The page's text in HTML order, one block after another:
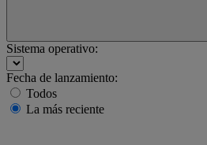
Sistema operativo:
Fecha de lanzamiento:
Todos
La más reciente